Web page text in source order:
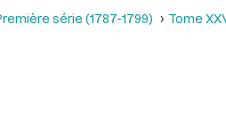
série (1787-1799) Tome